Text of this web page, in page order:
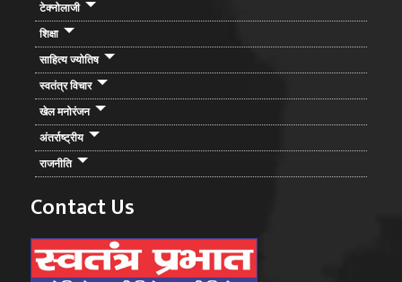
टेक्नोलाजी
शिक्षा
साहित्य ज्योतिष
स्वतंत्र विचार
खेल मनोरंजन
अंतर्राष्ट्रीय
राजनीति
Contact Us